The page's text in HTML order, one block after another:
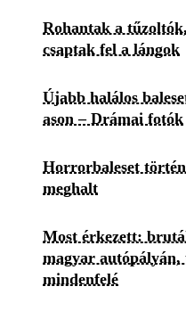
Rohantak a
csaptak fel a lángok
Újabb halálos
ason – Drámai fotók
Horrorbaleset
meghalt
Most érkezett:
magyar autópályán,
mindenfelé